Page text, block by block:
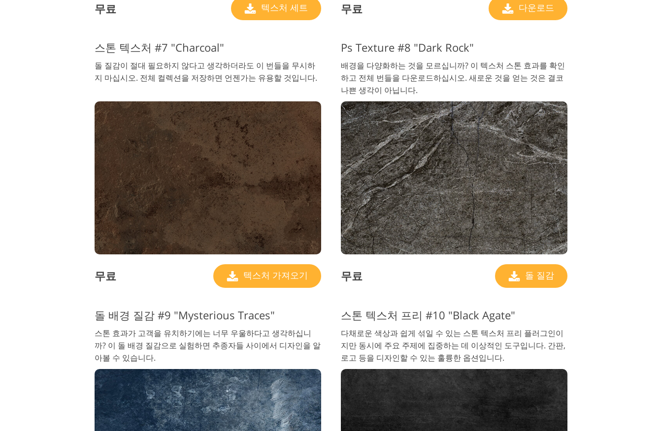
무료 텍스처 세트 무료 다운로드
스톤 텍스처 #7 "Charcoal"
돌 질감이 절대 필요하지 않다고 생각하더라도 이 번들을 무시하
지 마십시오. 전체 컬렉션을 저장하면 언젠가는 유용할 것입니다.
무료 텍스처 가져오기
Ps Texture #8 "Dark Rock"
배경을 다양화하는 것을 모르십니까? 이 텍스처 스톤 효과를 확인
하고 전체 번들을 다운로드하십시오. 새로운 것을 얻는 것은 결코
나쁜 생각이 아닙니다.
무료 돌 질감
돌 배경 질감 #9 "Mysterious Traces"
스톤 효과가 고객을 유치하기에는 너무 우울하다고 생각하십니
까? 이 돌 배경 질감으로 실험하면 추종자들 사이에서 디자인을 알
아볼 수 있습니다.
스톤 텍스처 프리 #10 "Black Agate"
다채로운 색상과 쉽게 섞일 수 있는 스톤 텍스처 프리 플러그인이
지만 동시에 주요 주제에 집중하는 데 이상적인 도구입니다. 간판,
로고 등을 디자인할 수 있는 훌륭한 옵션입니다.